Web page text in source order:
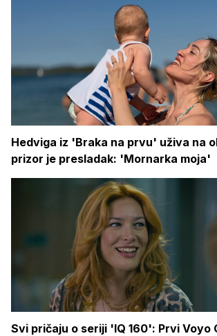
Hedviga iz 'Braka na prvu' uživa na
prizor je presladak: 'Mornarka moja'
Svi pričaju o seriji 'IQ 160': Prvi Voyo